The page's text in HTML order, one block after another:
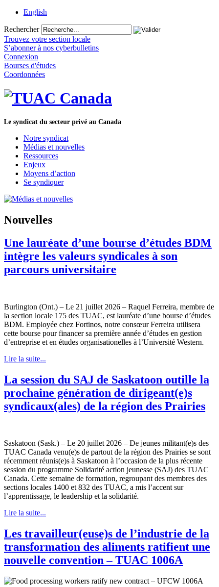
English
Rechercher
Trouvez votre section locale
S’abonner à nos cyberbulletins
Connexion
Bourses d'études
Coordonnées
Le syndicat du secteur privé au Canada
Notre syndicat
Médias et nouvelles
Ressources
Enjeux
Moyens d’action
Se syndiquer
Nouvelles
Une lauréate d’une bourse d’études BDM
intègre les valeurs syndicales à son
parcours universitaire
Burlington (Ont.) – Le 21 juillet 2026 – Raquel Ferreira, membre de
la section locale 175 des TUAC, est lauréate d’une bourse d’études
BDM. Employée chez Fortinos, notre consœur Ferreira utilisera
cette bourse pour financer sa première année d’études en gestion
d’entreprise et en études organisationelles à l’Université Western.
Lire la suite...
La session du SAJ de Saskatoon outille la
prochaine génération de dirigeant(e)s
syndicaux(ales) de la région des Prairies
Saskatoon (Sask.) – Le 20 juillet 2026 – De jeunes militant(e)s des
TUAC Canada venu(e)s de partout de la région des Prairies se sont
récemment réunis(e)s à Saskatoon à l’occasion de la plus récente
session du programme Solidarité action jeunesse (SAJ) des TUAC
Canada. Cette semaine de formation, regroupant des membres des
sections locales 1400 et 832 des TUAC, a mis l’accent sur
l’apprentissage, le leadership et la solidarité.
Lire la suite...
Les travailleur(euse)s de l’industrie de la
transformation des aliments ratifient une
nouvelle convention – TUAC 1006A